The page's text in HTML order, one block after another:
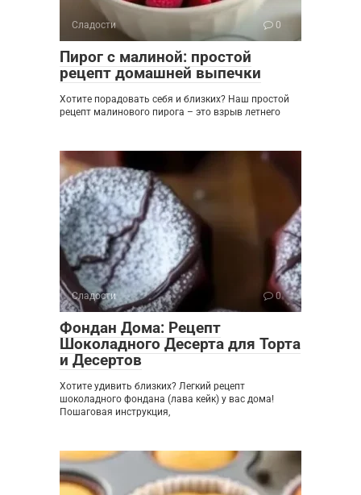
Сладости 0
Пирог с малиной: простой
рецепт домашней выпечки
Хотите порадовать себя и близких? Наш простой
рецепт малинового пирога – это взрыв летнего
Сладости 0
Фондан Дома: Рецепт
Шоколадного Десерта для Торта
и Десертов
Хотите удивить близких? Легкий рецепт
шоколадного фондана (лава кейк) у вас дома!
Пошаговая инструкция,